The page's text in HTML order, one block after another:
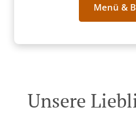
Menü &
Unsere